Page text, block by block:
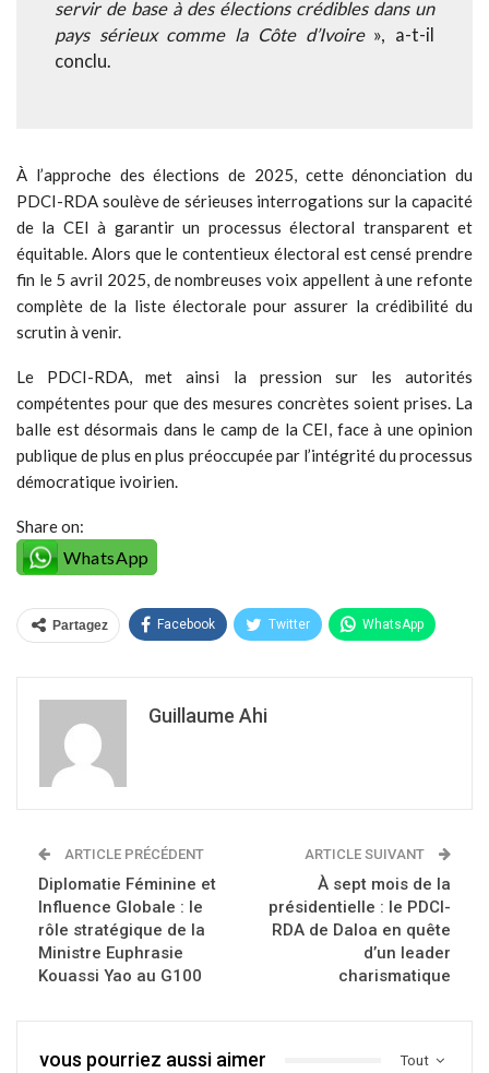
servir de base à des élections crédibles dans un
pays sérieux comme la Côte d’Ivoire», a-t-il
conclu.
À l’approche des élections de 2025, cette dénonciation du
PDCI-RDA soulève de sérieuses interrogations sur la capacité
de la CEI à garantir un processus électoral transparent et
équitable. Alors que le contentieux électoral est censé prendre
fin le 5 avril 2025, de nombreuses voix appellent à une refonte
complète de la liste électorale pour assurer la crédibilité du
scrutin à venir.
Le PDCI-RDA, met ainsi la pression sur les autorités
compétentes pour que des mesures concrètes soient prises. La
balle est désormais dans le camp de la CEI, face à une opinion
publique de plus en plus préoccupée par l’intégrité du processus
démocratique ivoirien.
Share on:
WhatsApp
Partagez Facebook Twitter WhatsApp
Guillaume Ahi
ARTICLE PRÉCÉDENT
Diplomatie Féminine et
Influence Globale : le
rôle stratégique de la
Ministre Euphrasie
Kouassi Yao au G100
ARTICLE SUIVANT
À sept mois de la
présidentielle : le PDCI-
RDA de Daloa en quête
d’un leader
charismatique
Tout
vous pourriez aussi aimer